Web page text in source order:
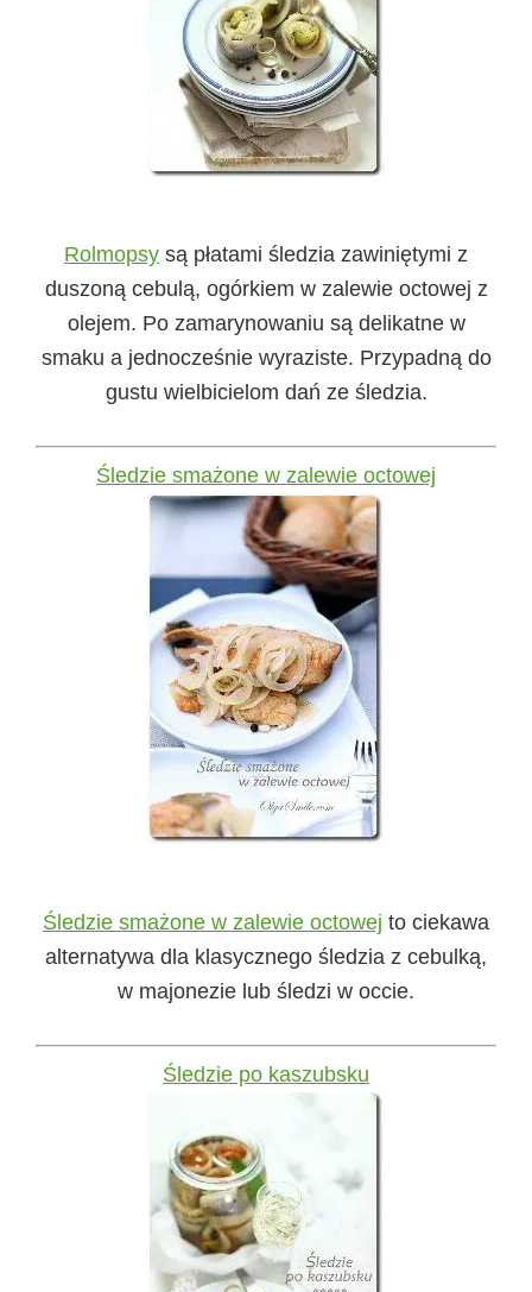
Rolmopsy są płatami śledzia zawiniętymi z
duszoną cebulą, ogórkiem w zalewie octowej z
olejem. Po zamarynowaniu są delikatne w
smaku a jednocześnie wyraziste. Przypadną do
gustu wielbicielom dań ze śledzia.
Śledzie smażone w zalewie octowej
Śledzie smażone w zalewie octowej to ciekawa
alternatywa dla klasycznego śledzia z cebulką,
w majonezie lub śledzi w occie.
Śledzie po kaszubsku